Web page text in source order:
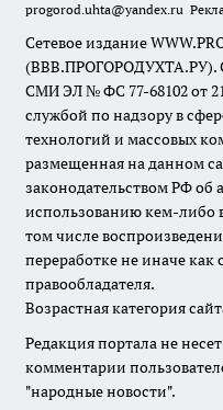
progorod.uhta@yandex.ru
Сетевое издание
(ВВВ.ПРОГОРОДУХТА.РУ).
СМИ ЭЛ № ФС 77-68102 от
службой по надзору в
технологий и массовых
размещенная на данном
законодательством РФ об
использованию кем-либо
том числе
переработке не иначе
правообладателя.
Возрастная категория
Редакция портала не
комментарии
"народные новости".